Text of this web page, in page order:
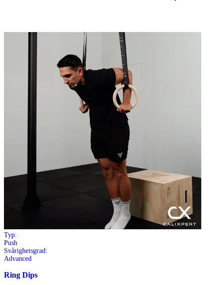
Typ:
Push
Svårighetsgrad:
Advanced
Ring Dips